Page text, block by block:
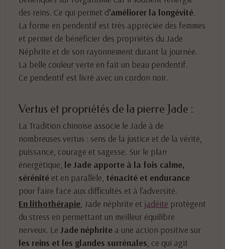
des reins. Ce qui permet d'améliorer la longévité.
La forme en pendentif est très appréciée des femmes
et permet de bénéficier des propriétés du Jade
Néphrite et de son rayonnement durant la journée.
La belle couleur verte en fait un beau pendentif.
Ce pendentif est livré avec un cordon noir.
Vertus et propriétés de la pierre Jade :
La Tradition chinoise associe le Jade à de
nombreuses vertus : sens de la justice et de la vérité,
puissance, courage et sagesse. Sur le plan
énergétique, le Jade apporte à la fois calme,
sérénité et en parallèle, ténacité et endurance
pour faire face aux difficultés et à l'adversité.
En lithothérapie , Jade néphrite et jadéite protègent
du stress en permettant un meilleur équilibre
nerveux. LeJade néphrite a une action positive sur
les reins et les glandes surrénales , ce qui agit